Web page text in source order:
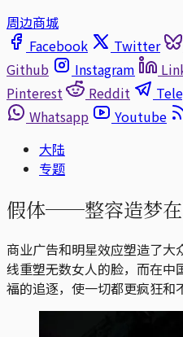
周边商城
Facebook
Twitter
Github
Instagram
Pinterest
Reddit
Whatsapp
Youtube
大陆
专题
假体──整容造梦在
商业广告和明星效应塑造了
线重塑无数女人的脸，而在中
福的追逐，使一切都更疯狂和